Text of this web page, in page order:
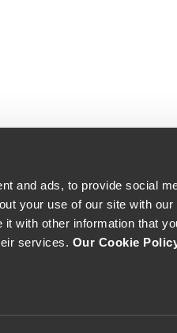
and ads, to provide social
your use of our site with
with other information that
services. Our Cookie